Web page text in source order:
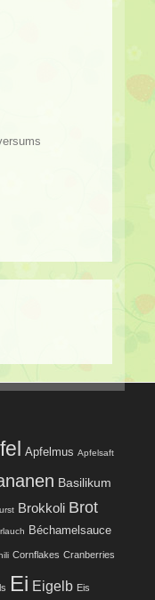
Apfelmus Apfelsaft
Basilikum
Brokkoli Brot
Béchamelsauce
Cornflakes Cranberries
Ei Eigelb Eis